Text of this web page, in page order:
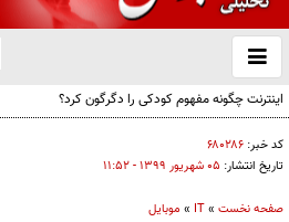
باز
و
اینترنت چگونه مفهوم کودکی را دگرگون کرد؟
کد خبر: ۶۸۰۲۸۶
تاریخ انتشار: ۰۵ شهريور ۱۳۹۹ - ۱۱:۵۲
صفحه نخست »
IT
» موبایل